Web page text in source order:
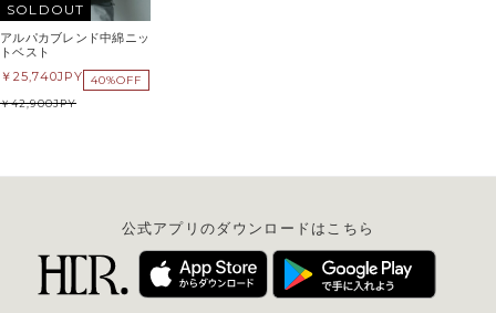
SOLDOUT
アルパカブレンド中綿ニッ
トベスト
25,740JPY 40%OFF
42,900JPY
公式アプリのダウンロードはこちら